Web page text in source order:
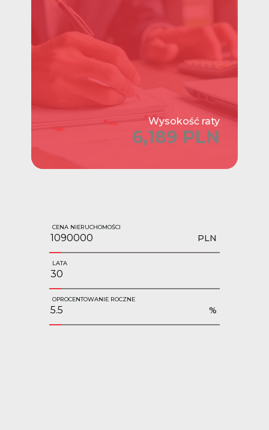
Wysokość raty
6,189 PLN
CENA NIERUCHOMOŚCI
PLN
LATA
OPROCENTOWANIE ROCZNE
%